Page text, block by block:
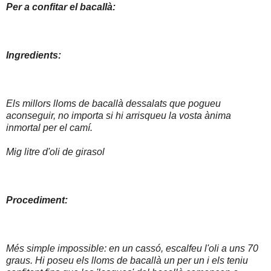
Per a confitar el bacallà:
Ingredients:
Els millors lloms de bacallà dessalats que pogueu
aconseguir, no importa si hi arrisqueu la vosta ànima
inmortal per el camí.
Mig litre d'oli de girasol
Procediment:
Més simple impossible: en un cassó, escalfeu l'oli a uns 70
graus. Hi poseu els lloms de bacallà un per un i els teniu